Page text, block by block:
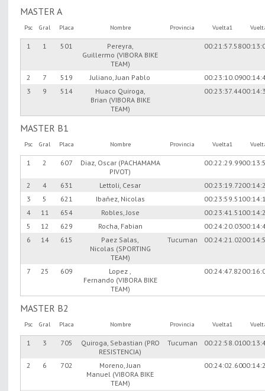
MASTER A
Psc Gral Placa Nombre Provincia Vuelta1
1 1 501
Pereyra,
Guillermo (VIBORA BIKE
TEAM)
00:21:57.58
2 7 519 Juliano, Juan Pablo 00:23:10.09
3
9 514
Huaco Quiroga,
Brian (VIBORA BIKE
TEAM)
00:23:37.44
MASTER B1
Psc Gral Placa Nombre Provincia Vuelta1
1 2 607
Diaz, Oscar (PACHAMAMA
PIVOT)
00:22:29.99
2 4 631 Lettoli, Cesar 00:23:19.72
3
5 621 Ibañez, Nicolas 00:23:59.51
4
11 654 Robles, Jose 00:23:41.51
5
12 629 Rocha, Fabian 00:24:20.03
6
14 615
Paez Salas,
Nicolas (SPORTING
TEAM)
Tucuman 00:24:21.02
7 25 609
Lopez ,
Fernando (VIBORA BIKE
TEAM)
00:24:47.82
MASTER B2
Psc Gral Placa Nombre Provincia Vuelta1
1 3 705
Quiroga, Sebastian (PRO
RESISTENCIA)
Tucuman 00:22:58.01
2 6 702
Moreno, Juan
Manuel (VIBORA BIKE
TEAM)
00:24:02.60